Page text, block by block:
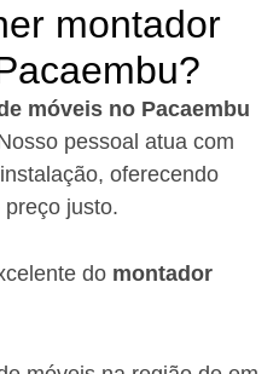
montador
móveis no Pacaembu
pessoal atua com
oferecendo
justo.
do montador